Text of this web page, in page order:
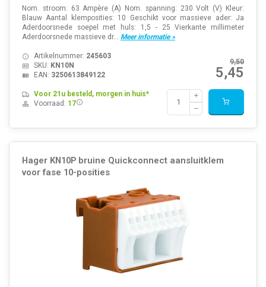
Nom. stroom: 63 Ampère (A) Nom. spanning: 230 Volt (V) Kleur:
Blauw Aantal klemposities: 10 Geschikt voor massieve ader: Ja
Aderdoorsnede soepel met huls: 1,5 - 25 Vierkante millimeter
Aderdoorsnede massieve dr... Meer informatie »
9,50
5,45
Artikelnummer: 245603
SKU: KN10N
EAN: 3250613849122
Voor 21u besteld, morgen in huis*
Voorraad: 17
Hager KN10P bruine Quickconnect aansluitklem
voor fase 10-posities